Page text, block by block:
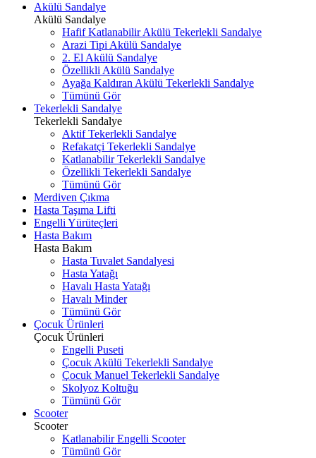
Akülü Sandalye
Akülü Sandalye
Hafif Katlanabilir Akülü Tekerlekli Sandalye
Arazi Tipi Akülü Sandalye
2. El Akülü Sandalye
Özellikli Akülü Sandalye
Ayağa Kaldıran Akülü Tekerlekli Sandalye
Tümünü Gör
Tekerlekli Sandalye
Tekerlekli Sandalye
Aktif Tekerlekli Sandalye
Refakatçi Tekerlekli Sandalye
Katlanabilir Tekerlekli Sandalye
Özellikli Tekerlekli Sandalye
Tümünü Gör
Merdiven Çıkma
Hasta Taşıma Lifti
Engelli Yürüteçleri
Hasta Bakım
Hasta Bakım
Hasta Tuvalet Sandalyesi
Hasta Yatağı
Havalı Hasta Yatağı
Havalı Minder
Tümünü Gör
Çocuk Ürünleri
Çocuk Ürünleri
Engelli Puseti
Çocuk Akülü Tekerlekli Sandalye
Çocuk Manuel Tekerlekli Sandalye
Skolyoz Koltuğu
Tümünü Gör
Scooter
Scooter
Katlanabilir Engelli Scooter
Tümünü Gör